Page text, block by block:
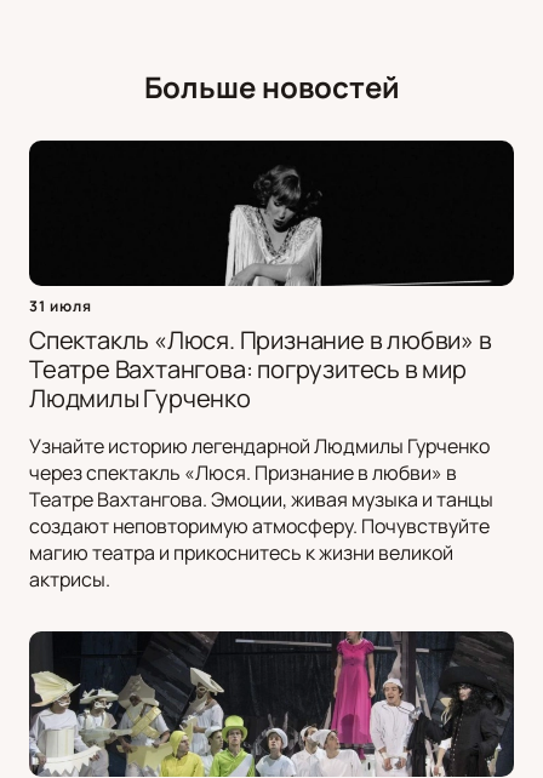
Больше новостей
31 июля
Спектакль «Люся. Признание в любви» в
Театре Вахтангова: погрузитесь в мир
Людмилы Гурченко
Узнайте историю легендарной Людмилы Гурченко
через спектакль «Люся. Признание в любви» в
Театре Вахтангова. Эмоции, живая музыка и танцы
создают неповторимую атмосферу. Почувствуйте
магию театра и прикоснитесь к жизни великой
актрисы.